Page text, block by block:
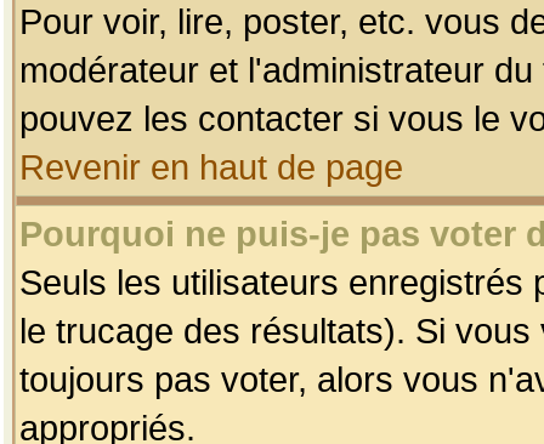
Pour voir, lire, poster, etc. vous
modérateur et l'administrateur
pouvez les contacter si vous le
Revenir en haut de page
Pourquoi ne puis-je pas voter
Seuls les utilisateurs enregistrés
le trucage des résultats). Si
toujours pas voter, alors vous
appropriés.